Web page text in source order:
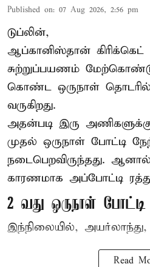
Published on: 07 Aug 2026, 2:56 pm
டுப்லின்,
ஆப்கானிஸ்தான் கிரிக்கெட்
சுற்றுப்பயணம்
கொண்ட ஒருநாள் தொடரில்
வருகிறது.
அதன்படி இரு
முதல் ஒருநாள் போட்டி
நடைபெறவிருந்தது.
காரணமாக அப்போட்டி
2 வது ஒருநாள் போட்டி
இந்நிலையில்,
Read